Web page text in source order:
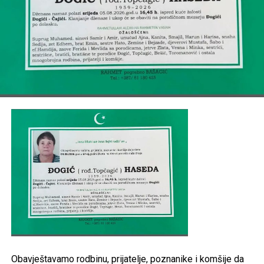
HODŽIĆ, BEŠIREVIĆ, ČIZMIĆ, PAŠIĆ, MEMIĆ,
FERHATOVIĆ, LUBENOVIĆ, BAJRAMOVIĆ, VILIĆ, MESIĆ,
ARSIĆ, BRKIĆ,
TE OSTALA MNOGOBROJNA RODBINA, PRIJATELJI I
Tweet Share
Obavještavamo rodbinu, prijatelje, poznanike i komšije da